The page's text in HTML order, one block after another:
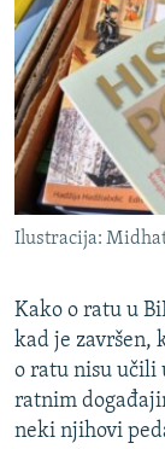
ISPRIČAJ MI
DNEVNO@RSE
SPECIJALI RSE
VIŠE OD NASLOVA
GENOCID U
POPLAVE I
POST SCRIPTUM
MOJA EVROPA
TRI DECENIJE OD
PRATITE NAS
Sve RFE/RL
Ilustracija:
Kako o ratu u
kad je završen,
o ratu nisu učili
ratnim
neki njihovi